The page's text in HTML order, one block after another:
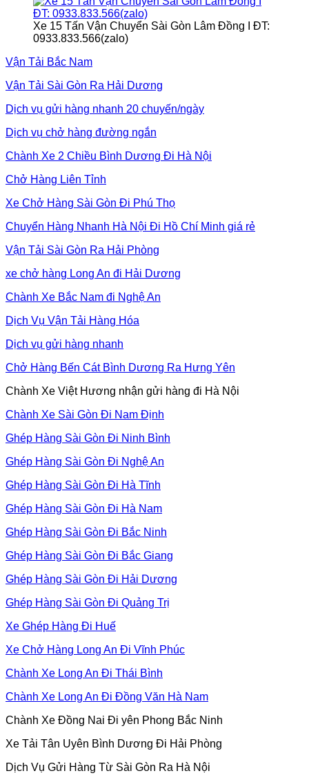
Xe 15 Tấn Vận Chuyển Sài Gòn Lâm Đồng I ĐT:
0933.833.566(zalo)
Vận Tải Bắc Nam
Vận Tải Sài Gòn Ra Hải Dương
Dịch vụ gửi hàng nhanh 20 chuyến/ngày
Dịch vụ chở hàng đường ngắn
Chành Xe 2 Chiều Bình Dương Đi Hà Nội
Chở Hàng Liên Tỉnh
Xe Chở Hàng Sài Gòn Đi Phú Thọ
Chuyển Hàng Nhanh Hà Nội Đi Hồ Chí Minh giá rẻ
Vận Tải Sài Gòn Ra Hải Phòng
xe chở hàng Long An đi Hải Dương
Chành Xe Bắc Nam đi Nghệ An
Dịch Vụ Vận Tải Hàng Hóa
Dịch vụ gửi hàng nhanh
Chở Hàng Bến Cát Bình Dương Ra Hưng Yên
Chành Xe Việt Hương nhận gửi hàng đi Hà Nội
Chành Xe Sài Gòn Đi Nam Định
Ghép Hàng Sài Gòn Đi Ninh Bình
Ghép Hàng Sài Gòn Đi Nghệ An
Ghép Hàng Sài Gòn Đi Hà Tĩnh
Ghép Hàng Sài Gòn Đi Hà Nam
Ghép Hàng Sài Gòn Đi Bắc Ninh
Ghép Hàng Sài Gòn Đi Bắc Giang
Ghép Hàng Sài Gòn Đi Hải Dương
Ghép Hàng Sài Gòn Đi Quảng Trị
Xe Ghép Hàng Đi Huế
Xe Chở Hàng Long An Đi Vĩnh Phúc
Chành Xe Long An Đi Thái Bình
Chành Xe Long An Đi Đồng Văn Hà Nam
Chành Xe Đồng Nai Đi yên Phong Bắc Ninh
Xe Tải Tân Uyên Bình Dương Đi Hải Phòng
Dịch Vụ Gửi Hàng Từ Sài Gòn Ra Hà Nội